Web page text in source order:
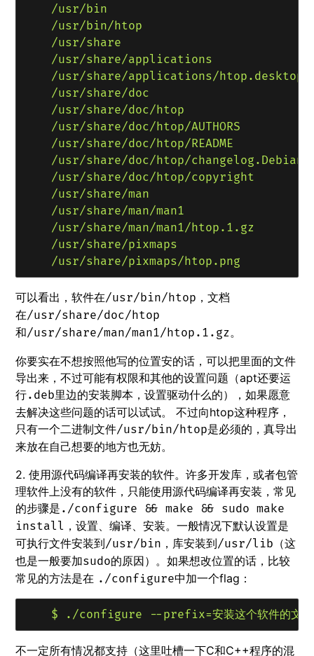
    /usr/bin
    /usr/bin/htop
    /usr/share
    /usr/share/applications
    /usr/share/applications/htop.desktop
    /usr/share/doc
    /usr/share/doc/htop
    /usr/share/doc/htop/AUTHORS
    /usr/share/doc/htop/README
/usr/share/doc/htop/
    /usr/share/doc/htop/copyright
    /usr/share/man
    /usr/share/man/man1
    /usr/share/man/man1/htop.1.gz
    /usr/share/pixmaps
可以看出，软件在/usr/bin/htop ，文档
在/usr/share/doc/htop
和/usr/share/man/man1/htop.1.gz。
你要实在不想按照他写的位置安的话，可以把里面的文件
导出来，不过可能有权限和其他的设置问题（apt还要运
行.deb里边的安装脚本，设置驱动什么的），如果愿意
去解决这些问题的话可以试试。 不过向htop这种程序，
只有一个二进制文件/usr/bin/htop是必须的，真导出
来放在自己想要的地方也无妨。
2. 使用源代码编译再安装的软件。许多开发库，或者包管
理软件上没有的软件，只能使用源代码编译再安装，常见
的步骤是 ./configure && make && sudo make
install ，设置、编译、安装。一般情况下默认设置是
可执行文件安装到/usr/bin ，库安装到/usr/lib （这
也是一般要加sudo的原因）。如果想改位置的话，比较
常见的方法是在 ./configure中加一个flag：
不一定所有情况都支持（这里吐槽一下C和C++程序的混